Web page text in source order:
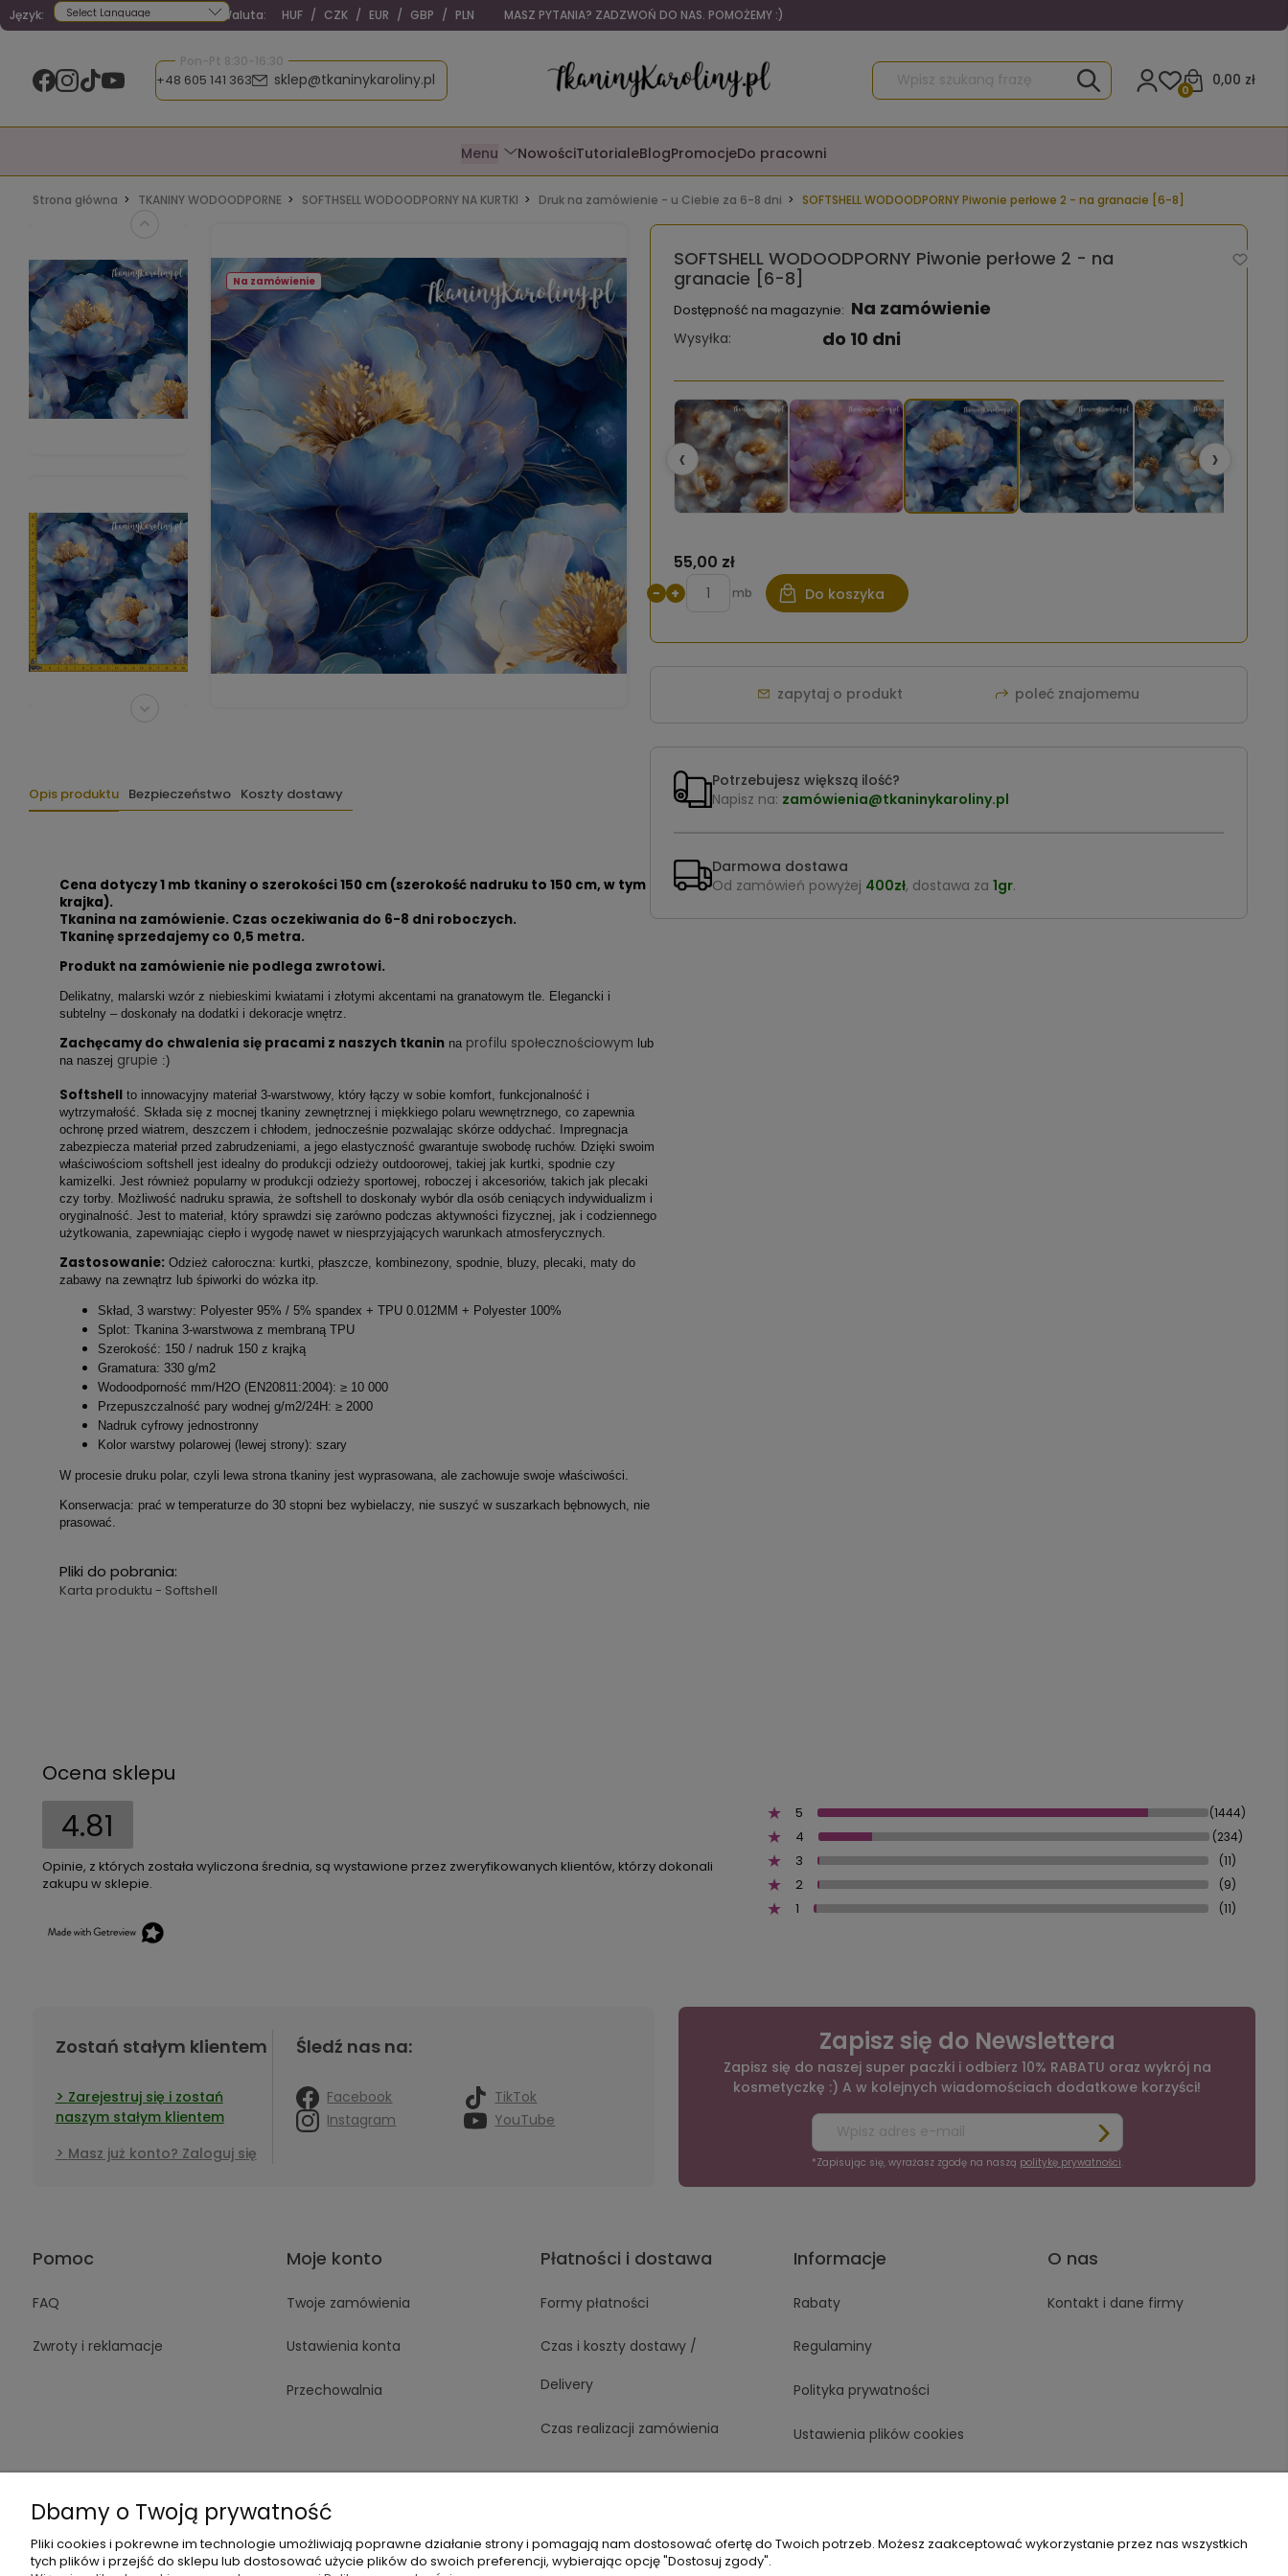
Język:
Powered by
Waluta: HUF / CZK / EUR / GBP / PLN MASZ PYTANIA? ZADZWOŃ DO NAS. POMOŻEMY :)
Pon-Pt 8:30-16:30
+48 605 141 363 sklep@tkaninykaroliny.pl 0,00 zł
0
Menu NowościTutorialeBlogPromocjeDo pracowni
Strona główna TKANINY WODOODPORNE SOFTHSELL WODOODPORNY NA KURTKI Druk na zamówienie - u Ciebie za 6-8 dni SOFTSHELL WODOODPORNY Piwonie perłowe 2 - na granacie [6-8]
Na zamówienie
Opis produktu Bezpieczeństwo Koszty dostawy
Cena dotyczy 1 mb tkaniny o szerokości 150 cm (szerokość nadruku to 150 cm, w tym
krajka).
Tkanina na zamówienie. Czas oczekiwania do 6-8 dni roboczych.
Tkaninę sprzedajemy co 0,5 metra.
Produkt na zamówienie nie podlega zwrotowi.
Delikatny, malarski wzór z niebieskimi kwiatami i złotymi akcentami na granatowym tle. Elegancki i
subtelny – doskonały na dodatki i dekoracje wnętrz.
Zachęcamy do chwalenia się pracami z naszych tkaninna profilu społecznościowym lub
na naszej grupie :)
Softshell to innowacyjny materiał 3-warstwowy, który łączy w sobie komfort, funkcjonalność i
wytrzymałość. Składa się z mocnej tkaniny zewnętrznej i miękkiego polaru wewnętrznego, co zapewnia
ochronę przed wiatrem, deszczem i chłodem, jednocześnie pozwalając skórze oddychać. Impregnacja
zabezpiecza materiał przed zabrudzeniami, a jego elastyczność gwarantuje swobodę ruchów. Dzięki swoim
właściwościom softshell jest idealny do produkcji odzieży outdoorowej, takiej jak kurtki, spodnie czy
kamizelki. Jest również popularny w produkcji odzieży sportowej, roboczej i akcesoriów, takich jak plecaki
czy torby. Możliwość nadruku sprawia, że softshell to doskonały wybór dla osób ceniących indywidualizm i
oryginalność. Jest to materiał, który sprawdzi się zarówno podczas aktywności fizycznej, jak i codziennego
użytkowania, zapewniając ciepło i wygodę nawet w niesprzyjających warunkach atmosferycznych.
Zastosowanie: Odzież całoroczna: kurtki, płaszcze, kombinezony, spodnie, bluzy, plecaki, maty do
zabawy na zewnątrz lub śpiworki do wózka itp.
Skład, 3 warstwy: Polyester 95% / 5% spandex + TPU 0.012MM + Polyester 100%
Splot: Tkanina 3-warstwowa z membraną TPU
Szerokość: 150 / nadruk 150 z krajką
Gramatura: 330 g/m2
Wodoodporność mm/H2O (EN20811:2004): ≥ 10 000
Przepuszczalność pary wodnej g/m2/24H: ≥ 2000
Nadruk cyfrowy jednostronny
Kolor warstwy polarowej (lewej strony): szary
W procesie druku polar, czyli lewa strona tkaniny jest wyprasowana, ale zachowuje swoje właściwości.
Konserwacja: prać w temperaturze do 30 stopni bez wybielaczy, nie suszyć w suszarkach bębnowych, nie
prasować.
Pliki do pobrania:
Karta produktu - Softshell
SOFTSHELL WODOODPORNY Piwonie perłowe 2 - na
granacie [6-8]
Dostępność na magazynie: Na zamówienie
Wysyłka: do 10 dni
‹ ›
55,00 zł
− + mb Do koszyka
zapytaj o produkt poleć znajomemu
Potrzebujesz większą ilość?
Napisz na: zamówienia@tkaninykaroliny.pl
Darmowa dostawa
Od zamówień powyżej 400zł, dostawa za 1gr.
Ocena sklepu
4.81
Opinie, z których została wyliczona średnia, są wystawione przez zweryfikowanych klientów, którzy dokonali
zakupu w sklepie.
5 (1444)
4 (234)
3 (11)
2 (9)
1 (11)
Zostań stałym klientem
Zarejestruj się i zostań
naszym stałym klientem
Masz już konto? Zaloguj się
Śledź nas na:
Facebook
TikTok
Instagram
YouTube
Zapisz się do Newslettera
Zapisz się do naszej super paczki i odbierz 10% RABATU oraz wykrój na
kosmetyczkę :) A w kolejnych wiadomościach dodatkowe korzyści!
*Zapisując się, wyrażasz zgodę na naszą politykę prywatności.
Pomoc
FAQ
Zwroty i reklamacje
Moje konto
Twoje zamówienia
Ustawienia konta
Przechowalnia
Płatności i dostawa
Formy płatności
Czas i koszty dostawy /
Delivery
Czas realizacji zamówienia
Informacje
Rabaty
Regulaminy
Polityka prywatności
Ustawienia plików cookies
O nas
Kontakt i dane firmy
+48 605 141 363 Napisz do nas
Dbamy o Twoją prywatność
Pliki cookies i pokrewne im technologie umożliwiają poprawne działanie strony i pomagają nam dostosować ofertę do Twoich potrzeb. Możesz zaakceptować wykorzystanie przez nas wszystkich
tych plików i przejść do sklepu lub dostosować użycie plików do swoich preferencji, wybierając opcję "Dostosuj zgody".